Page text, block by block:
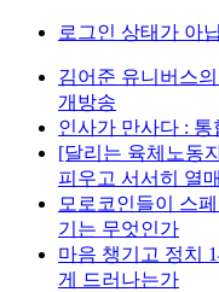
로그인 상태가 아
김어준 유니버스
개방송
인사가 만사다 :
[달리는 육체노동
피우고 서서히 열
모로코인들이 스
기는 무엇인가
마음 챙기고 정치
게 드러나는가